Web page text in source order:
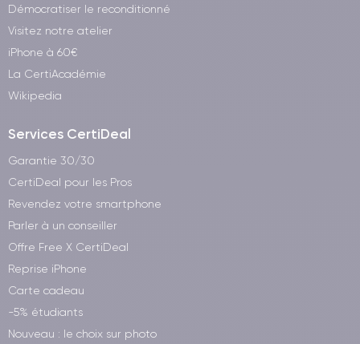
Démocratiser le reconditionné
Visitez notre atelier
iPhone à 60€
La CertiAcadémie
Wikipedia
Services CertiDeal
Garantie 30/30
CertiDeal pour les Pros
Revendez votre smartphone
Parler à un conseiller
Offre Free X CertiDeal
Reprise iPhone
Carte cadeau
-5% étudiants
Nouveau : le choix sur photo